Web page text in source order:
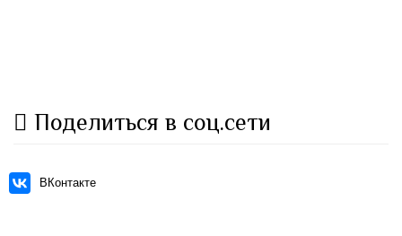
Поделиться в соц.сети
ВКонтакте